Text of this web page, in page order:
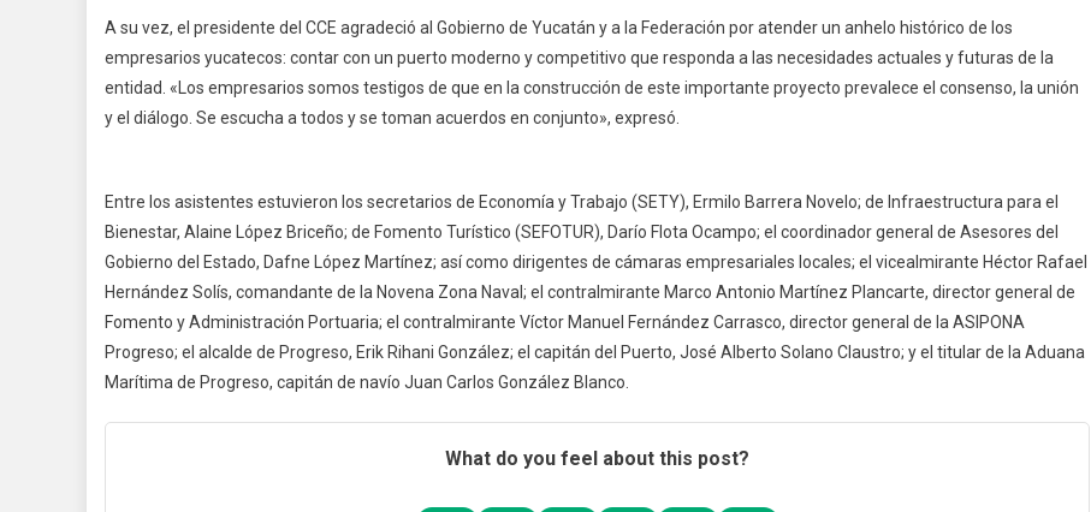
A su vez, el presidente del CCE agradeció al Gobierno de Yucatán y a la Federación por atender un anhelo histórico de los
empresarios yucatecos: contar con un puerto moderno y competitivo que responda a las necesidades actuales y futuras de la
entidad. «Los empresarios somos testigos de que en la construcción de este importante proyecto prevalece el consenso, la unión
y el diálogo. Se escucha a todos y se toman acuerdos en conjunto», expresó.
Entre los asistentes estuvieron los secretarios de Economía y Trabajo (SETY), Ermilo Barrera Novelo; de Infraestructura para el
Bienestar, Alaine López Briceño; de Fomento Turístico (SEFOTUR), Darío Flota Ocampo; el coordinador general de Asesores del
Gobierno del Estado, Dafne López Martínez; así como dirigentes de cámaras empresariales locales; el vicealmirante Héctor Rafael
Hernández Solís, comandante de la Novena Zona Naval; el contralmirante Marco Antonio Martínez Plancarte, director general de
Fomento y Administración Portuaria; el contralmirante Víctor Manuel Fernández Carrasco, director general de la ASIPONA
Progreso; el alcalde de Progreso, Erik Rihani González; el capitán del Puerto, José Alberto Solano Claustro; y el titular de la Aduana
Marítima de Progreso, capitán de navío Juan Carlos González Blanco.
What do you feel about this post?